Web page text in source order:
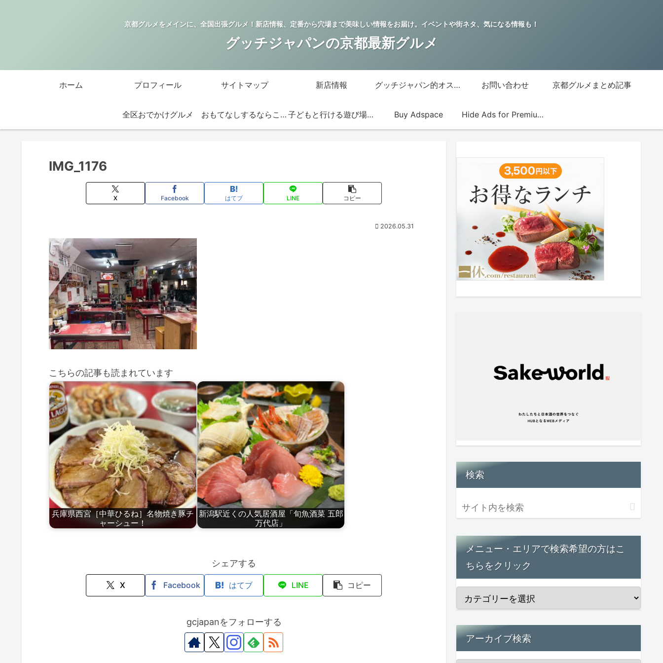
京都グルメをメインに、全国出張グルメ！新店情報、定番から穴場まで美味しい情報をお届け。イベントや街ネタ、気になる情報も！
グッチジャパンの京都最新グルメ
ホーム プロフィール サイトマップ 新店情報 グッチジャパン的オススメ店 お問い合わせ 京都グルメまとめ記事
全区おでかけグルメ おもてなしするならこの店 子どもと行ける遊び場・お店 Buy Adspace Hide Ads for Premium Members
IMG_1176
X Facebook はてブ LINE コピー
2026.05.31
こちらの記事も読まれています
兵庫県西宮［中華ひるね］名物焼き豚チ
ャーシュー！
新潟駅近くの人気居酒屋「旬魚酒菜 五郎
万代店」
シェアする
X Facebook はてブ LINE コピー
gcjapanをフォローする
検索
メニュー・エリアで検索希望の方はこ
ちらをクリック
アーカイブ検索